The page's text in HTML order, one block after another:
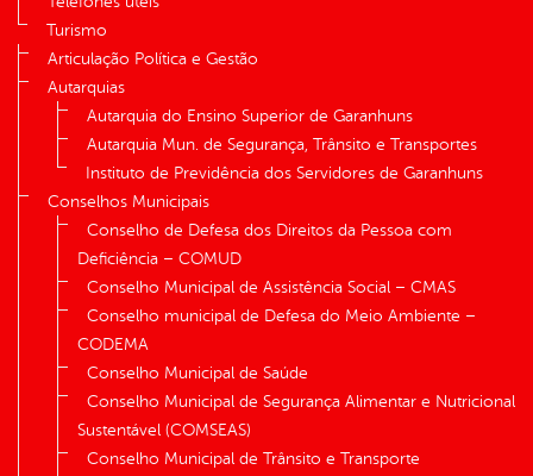
Turismo
Articulação Política e Gestão
Autarquias
Autarquia do Ensino Superior de Garanhuns
Autarquia Mun. de Segurança, Trânsito e Transportes
Instituto de Previdência dos Servidores de Garanhuns
Conselhos Municipais
Conselho de Defesa dos Direitos da Pessoa com
Deficiência – COMUD
Conselho Municipal de Assistência Social – CMAS
Conselho municipal de Defesa do Meio Ambiente –
CODEMA
Conselho Municipal de Saúde
Conselho Municipal de Segurança Alimentar e Nutricional
Sustentável (COMSEAS)
Conselho Municipal de Trânsito e Transporte